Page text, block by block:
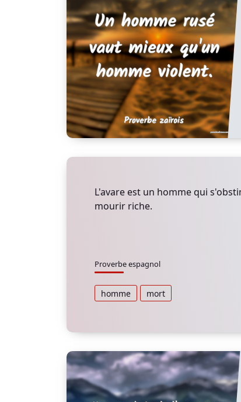
L'avare est un homme qui
mourir riche.
Proverbe espagnol
homme mort